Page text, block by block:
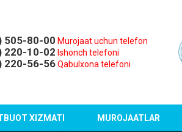
505-80-00 Murojaat uchun telefon
220-10-02 Ishonch telefoni
220-56-56 Qabulxona telefoni
XIZMATI MUROJAATLAR